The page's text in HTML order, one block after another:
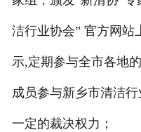
洁行业协会” 官方网站
示,定期参与全市各地
成员参与新乡市清洁
一定的裁决权力；